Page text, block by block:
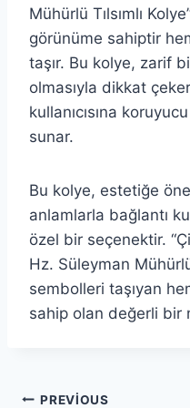
Mühürlü Tılsımlı
görünüme sahiptir
taşır. Bu kolye, zarif
olmasıyla dikkat
kullanıcısına
sunar.
Bu kolye, estetiğe
anlamlarla bağlantı
özel bir seçenektir.
Hz. Süleyman
sembolleri taşıyan
sahip olan değerli bir
PREVIOUS